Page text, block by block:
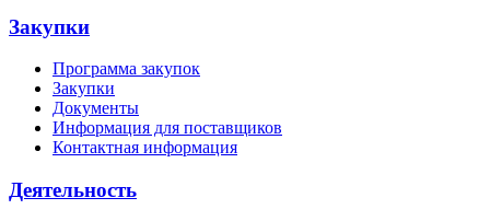
Закупки
Программа закупок
Закупки
Документы
Информация для поставщиков
Контактная информация
Деятельность